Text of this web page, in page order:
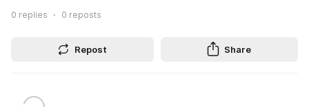
0 replies 0 reposts
Repost Share